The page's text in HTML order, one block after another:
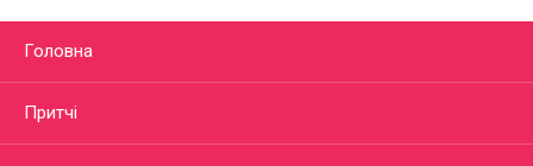
Головна
Притчі